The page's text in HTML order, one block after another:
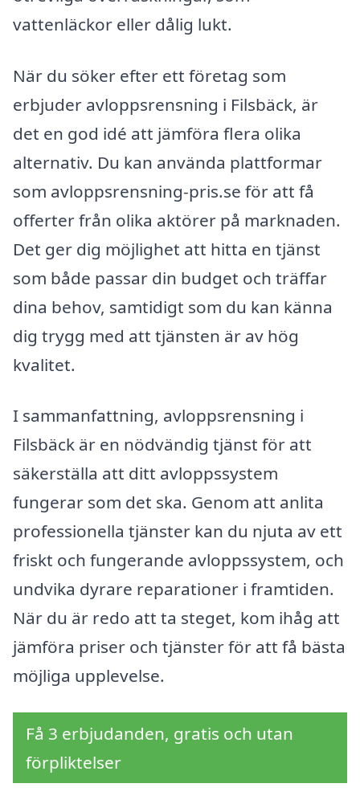
vattenläckor eller dålig lukt.
När du söker efter ett företag som
erbjuder avloppsrensning i Filsbäck, är
det en god idé att jämföra flera olika
alternativ. Du kan använda plattformar
som avloppsrensning-pris.se för att få
offerter från olika aktörer på marknaden.
Det ger dig möjlighet att hitta en tjänst
som både passar din budget och träffar
dina behov, samtidigt som du kan känna
dig trygg med att tjänsten är av hög
kvalitet.
I sammanfattning, avloppsrensning i
Filsbäck är en nödvändig tjänst för att
säkerställa att ditt avloppssystem
fungerar som det ska. Genom att anlita
professionella tjänster kan du njuta av ett
friskt och fungerande avloppssystem, och
undvika dyrare reparationer i framtiden.
När du är redo att ta steget, kom ihåg att
jämföra priser och tjänster för att få bästa
möjliga upplevelse.
Få 3 erbjudanden, gratis och utan
förpliktelser